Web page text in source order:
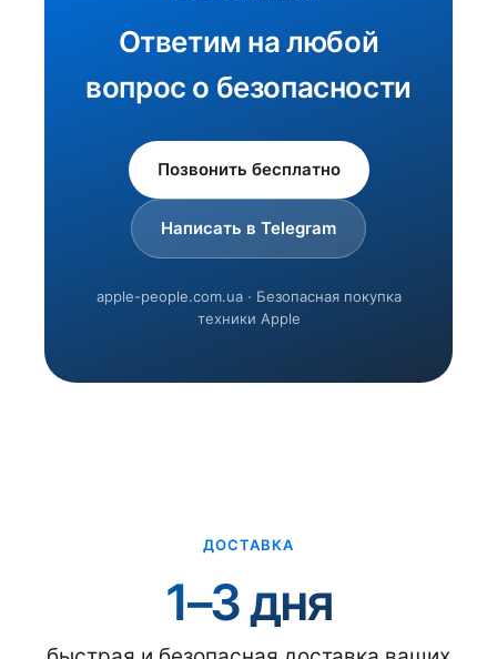
Ответим на любой
вопрос о безопасности
Позвонить бесплатно
Написать в Telegram
apple-people.com.ua · Безопасная покупка
техники Apple
ДОСТАВКА
1–3 дня